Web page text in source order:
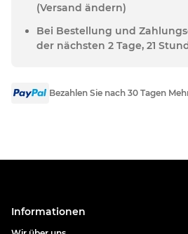
(Versand ändern)
Bei Bestellung und
der nächsten 2 Tage, 21
Bezahlen Sie nach 30 Tagen
Informationen